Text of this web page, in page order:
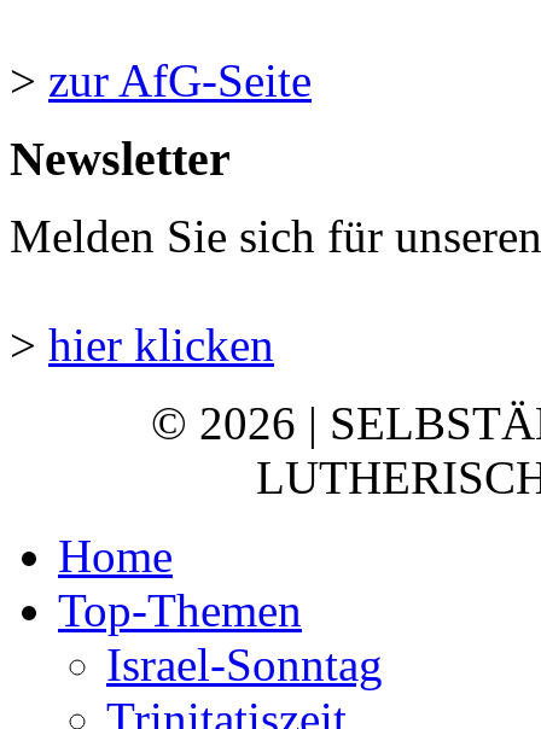
> zur AfG-Seite
Newsletter
Melden Sie sich für
> hier klicken
© 2026 |
Home
Top-Themen
Israel-Sonntag